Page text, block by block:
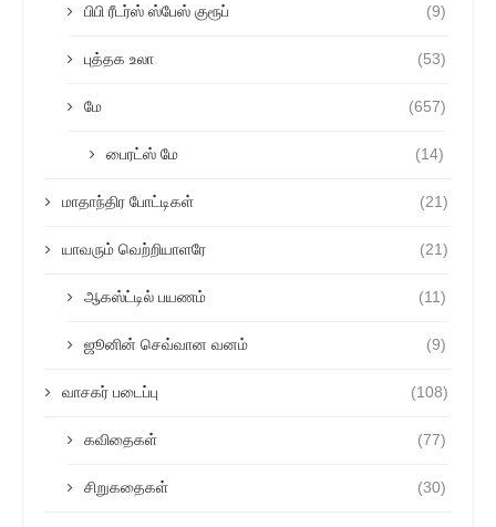
பிபி ரீடர்ஸ் ஸ்பேஸ் குரூப் (9)
புத்தக உலா (53)
மே (657)
பைரட்ஸ் மே (14)
மாதாந்திர போட்டிகள் (21)
யாவரும் வெற்றியாளரே (21)
ஆகஸ்ட்டில் பயணம் (11)
ஜூனின் செவ்வான வனம் (9)
வாசகர் படைப்பு (108)
கவிதைகள் (77)
சிறுகதைகள் (30)